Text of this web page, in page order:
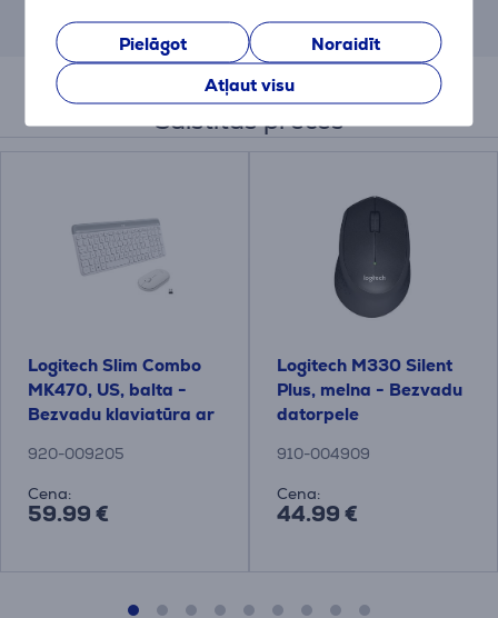
Pielāgot
Noraidīt
Atļaut visu
balstoties uz aptuvenu aprēķinu.
Saistītās preces
Logitech Slim Combo
MK470, US, balta -
Bezvadu klaviatūra ar
920-009205
Cena:
59.99 €
Logitech M330 Silent
Plus, melna - Bezvadu
datorpele
910-004909
Cena:
44.99 €